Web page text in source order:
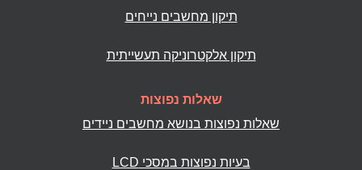
תיקון מחשבים נייחים
תיקון אלקטרוניקה תעשייתית
שאלות נפוצות
שאלות נפוצות בנושא מחשבים ניידים
בעיות נפוצות במסכי LCD